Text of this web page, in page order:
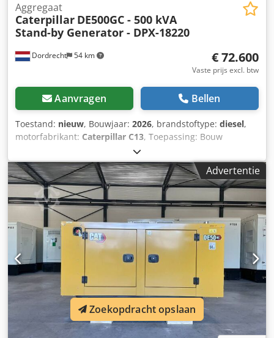
Dordrecht 54 km
Aggregaat
Caterpillar DE500GC - 500 kVA
Stand-by Generator - DPX-18220
€ 72.600
Vaste prijs excl. btw
Aanvragen Bellen
Toestand: nieuw, Bouwjaar: 2026, brandstoftype: diesel,
motorfabrikant: Caterpillar C13, Toepassing: Bouw
Leeggewicht: 2.924 kg Generatorvermogen: 500 kVA
Afmetingen laadruimte: 310 x 134 x 217 cm CE-markering:
ja Dcedpjxvk Hksfx Amkjk Emissieniveau: Stage II / Tier II
Leveringscondities: EXW Watertank inhoud: 721 l Neem
contact op met Team DPX voor meer informatie. = Extra
opties en toebehoren = - Accu - Bedieningspaneel - Stalen
dak - Tankwagen
Advertentie
Zoekopdracht opslaan